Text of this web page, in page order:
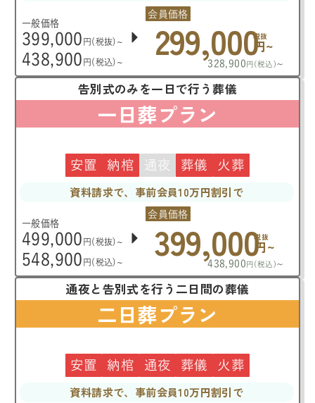
一般価格
399,000 円(税抜)~
438,900 円(税込)~
会員価格
299,000税抜
円~
328,900 円(税込) ~
告別式のみを一日で行う葬儀
一日葬プラン
安置 納棺 通夜 葬儀 火葬
資料請求で、事前会員10万円割引で
一般価格
499,000 円(税抜)~
548,900 円(税込)~
会員価格
399,000税抜
円~
438,900 円(税込) ~
通夜と告別式を行う二日間の葬儀
二日葬プラン
安置 納棺 通夜 葬儀 火葬
資料請求で、事前会員10万円割引で